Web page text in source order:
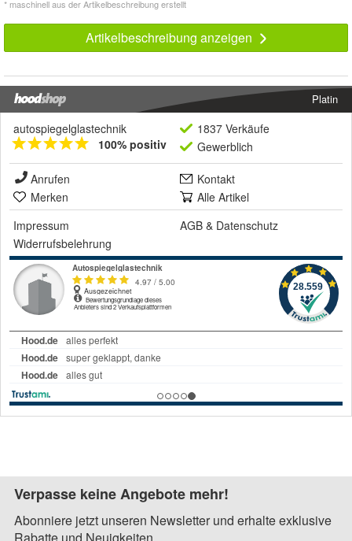
* maschinell aus der Artikelbeschreibung erstellt
Artikelbeschreibung anzeigen
Platin
autospiegelglastechnik
100% positiv
1837 Verkäufe
Gewerblich
Anrufen
Kontakt
Merken
Alle Artikel
Impressum
AGB & Datenschutz
Widerrufsbelehrung
Verpasse keine Angebote mehr!
Abonniere jetzt unseren Newsletter und erhalte exklusive